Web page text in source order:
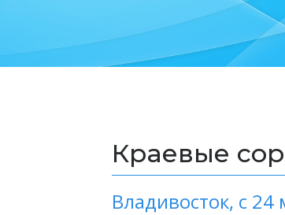
Краевые
Владивосток, с 24